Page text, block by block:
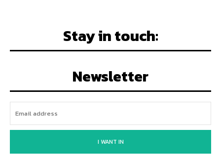
Stay in touch:
Newsletter
I WANT IN